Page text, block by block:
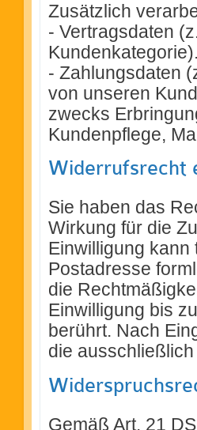
Zusätzlich
- Vertragsdaten
Kundenkategorie).
- Zahlungsdaten
von unseren
zwecks
Kundenpflege,
Widerrufsrecht
Sie haben das
Wirkung für die
Einwilligung
Postadresse
die
Einwilligung bis
berührt. Nach
die
Gemäß Art. 21